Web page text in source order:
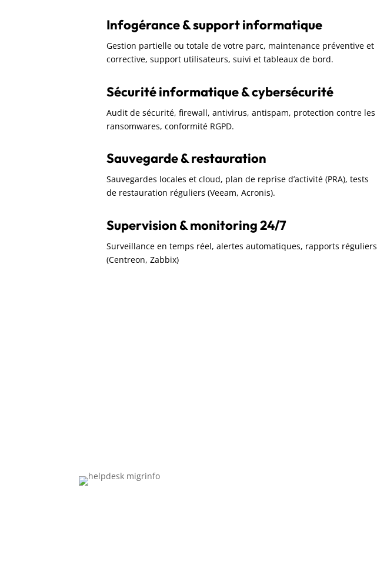
Infogérance & support informatique
Gestion partielle ou totale de votre parc, maintenance préventive et
corrective, support utilisateurs, suivi et tableaux de bord.
Sécurité informatique & cybersécurité
Audit de sécurité, firewall, antivirus, antispam, protection contre les
ransomwares, conformité RGPD.
Sauvegarde & restauration
Sauvegardes locales et cloud, plan de reprise d’activité (PRA), tests
de restauration réguliers (Veeam, Acronis).
Supervision & monitoring 24/7
Surveillance en temps réel, alertes automatiques, rapports réguliers
(Centreon, Zabbix)